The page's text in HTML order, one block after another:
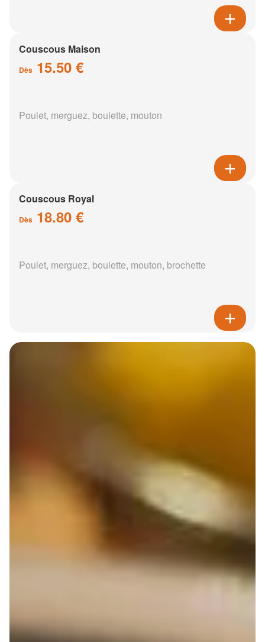
Couscous Maison
Dès 15.50 €
Poulet, merguez, boulette, mouton
Couscous Royal
Dès 18.80 €
Poulet, merguez, boulette, mouton, brochette